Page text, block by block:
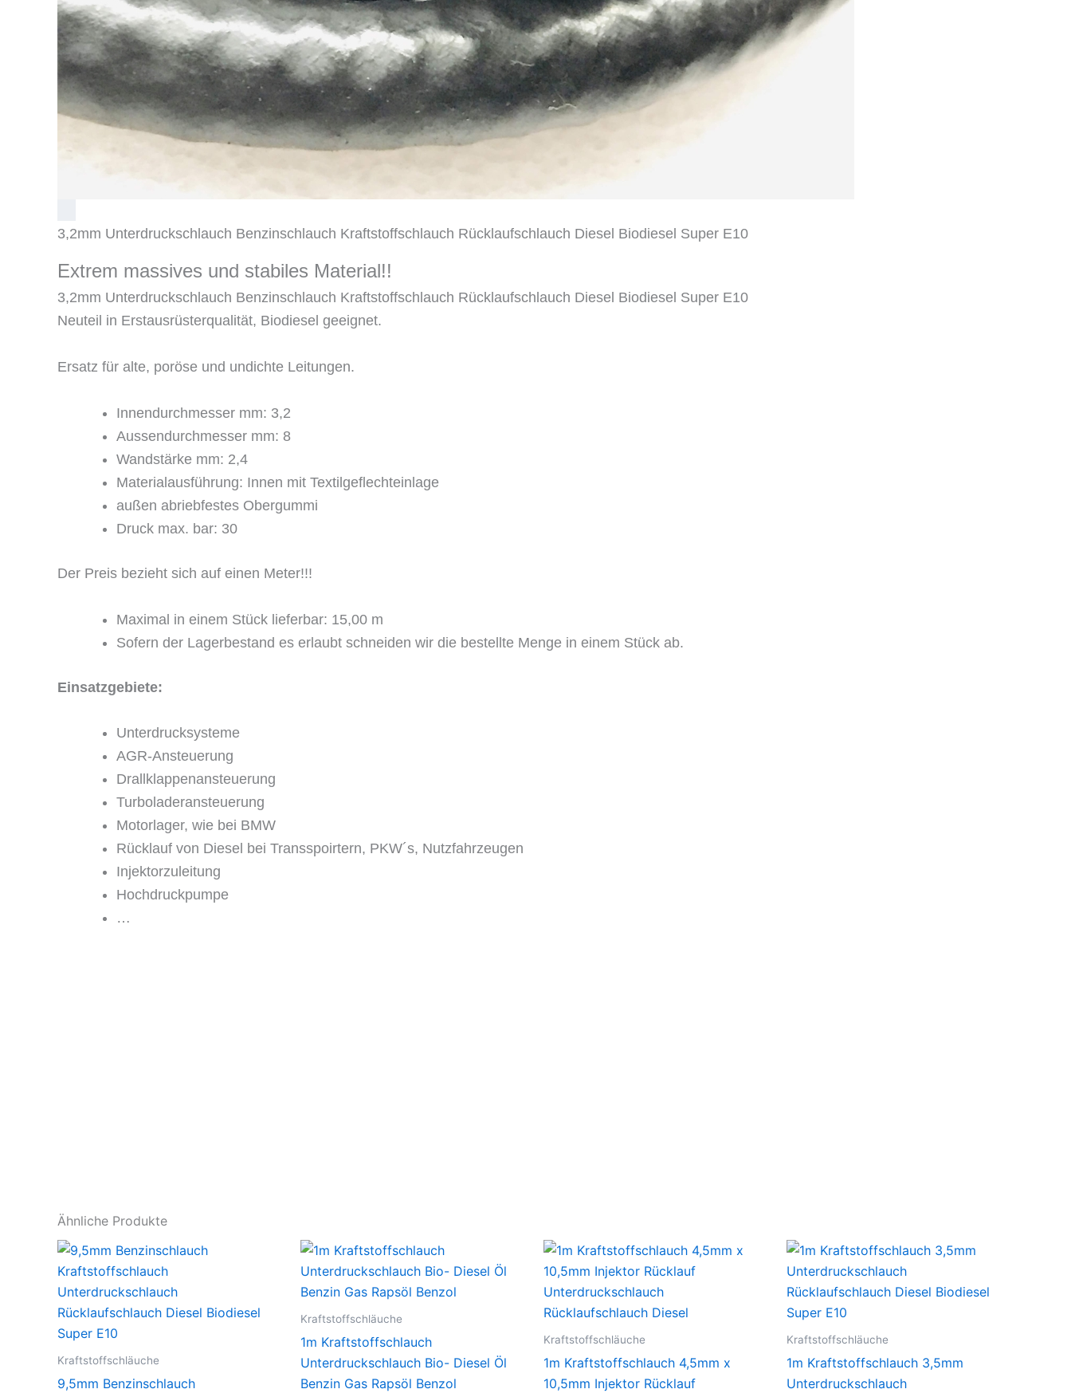
3,2mm Unterdruckschlauch Benzinschlauch Kraftstoffschlauch Rücklaufschlauch Diesel Biodiesel Super E10
Extrem massives und stabiles Material!!
3,2mm Unterdruckschlauch Benzinschlauch Kraftstoffschlauch Rücklaufschlauch Diesel Biodiesel Super E10
Neuteil in Erstausrüsterqualität, Biodiesel geeignet.
Ersatz für alte, poröse und undichte Leitungen.
Innendurchmesser mm: 3,2
Aussendurchmesser mm: 8
Wandstärke mm: 2,4
Materialausführung: Innen mit Textilgeflechteinlage
außen abriebfestes Obergummi
Druck max. bar: 30
Der Preis bezieht sich auf einen Meter!!!
Maximal in einem Stück lieferbar: 15,00 m
Sofern der Lagerbestand es erlaubt schneiden wir die bestellte Menge in einem Stück ab.
Einsatzgebiete:
Unterdrucksysteme
AGR-Ansteuerung
Drallklappenansteuerung
Turboladeransteuerung
Motorlager, wie bei BMW
Rücklauf von Diesel bei Transspoirtern, PKW´s, Nutzfahrzeugen
Injektorzuleitung
Hochdruckpumpe
…
Ähnliche Produkte
Kraftstoffschläuche
9,5mm Benzinschlauch
Kraftstoffschläuche
1m Kraftstoffschlauch
Unterdruckschlauch Bio- Diesel Öl
Benzin Gas Rapsöl Benzol
Kraftstoffschläuche
1m Kraftstoffschlauch 4,5mm x
10,5mm Injektor Rücklauf
Kraftstoffschläuche
1m Kraftstoffschlauch 3,5mm
Unterdruckschlauch